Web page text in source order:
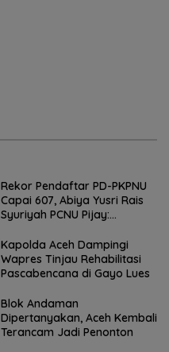
Rekor Pendaftar PD-PKPNU
Capai 607, Abiya Yusri Rais
Syuriyah PCNU Pijay:
Jantung Jam’iyah
Kapolda Aceh Dampingi
Wapres Tinjau Rehabilitasi
Pascabencana di Gayo Lues
Blok Andaman
Dipertanyakan, Aceh Kembali
Terancam Jadi Penonton